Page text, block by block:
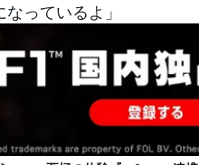
っているよ」